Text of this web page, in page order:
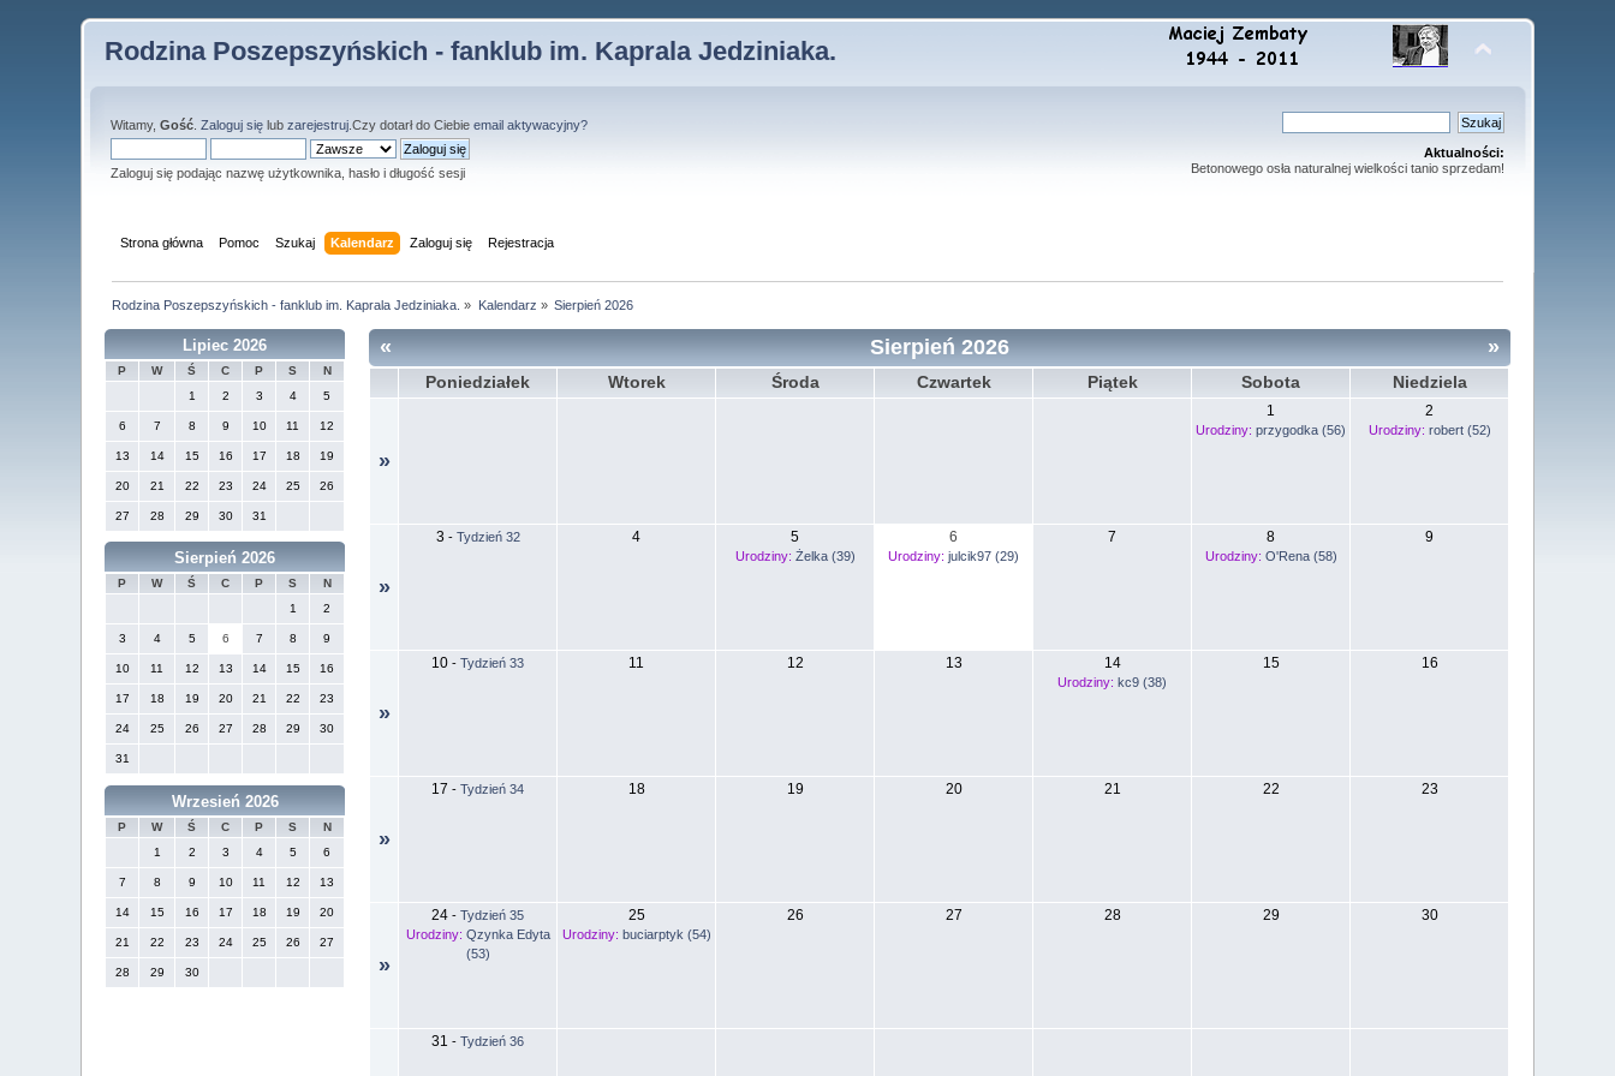
Rodzina Poszepszyńskich - fanklub im. Kaprala Jedziniaka.
Witamy,Gość .Zaloguj się lubzarejestruj .Czy dotarł do Ciebieemail aktywacyjny?
Zaloguj się podając nazwę użytkownika, hasło i długość sesji
Aktualności:
Betonowego osła naturalnej wielkości tanio sprzedam!
Strona główna Pomoc Szukaj Kalendarz Zaloguj się Rejestracja
Rodzina Poszepszyńskich - fanklub im. Kaprala Jedziniaka. » Kalendarz » Sierpień 2026
Lipiec 2026
P W Ś C P S
N
1
2 3 4 5
6 7 8 9 10 11 12
13 14 15 16 17 18 19
20 21 22 23 24 25 26
27 28 29 30 31
Sierpień 2026
P W Ś C P S
N
1
2
3 4 5 6 7 8 9
10 11 12 13 14 15 16
17 18 19 20 21 22 23
24 25 26 27 28 29 30
31
Wrzesień 2026
P W Ś C P S
N
1
2 3 4 5 6
7 8 9 10 11 12 13
14 15 16 17 18 19 20
21 22 23 24 25 26 27
28 29 30
« »
Sierpień 2026
Poniedziałek Wtorek Środa Czwartek Piątek Sobota Niedziela
»
1
Urodziny: przygodka (56)
2
Urodziny: robert (52)
»
3 - Tydzień 32 4 5
Urodziny: Żelka (39)
6
Urodziny: julcik97 (29)
7 8
Urodziny: O'Rena (58)
9
»
10 -Tydzień 33 11 12 13 14
Urodziny: kc9 (38)
15 16
»
17 -Tydzień 34 18 19 20 21 22 23
»
24 -Tydzień 35
Urodziny: Qzynka Edyta
(53)
25
Urodziny: buciarptyk (54)
26 27 28 29 30
31 -Tydzień 36